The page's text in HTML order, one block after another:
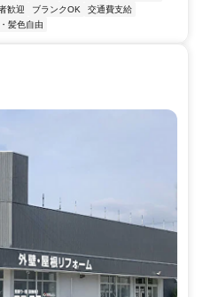
歓迎 ブランクOK
交通費支給
髪色自由